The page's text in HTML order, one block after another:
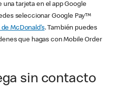
una tarjeta en el app Google
seleccionar Google Pay™
McDonald’s. También puedes
que hagas con Mobile Order
sin contacto